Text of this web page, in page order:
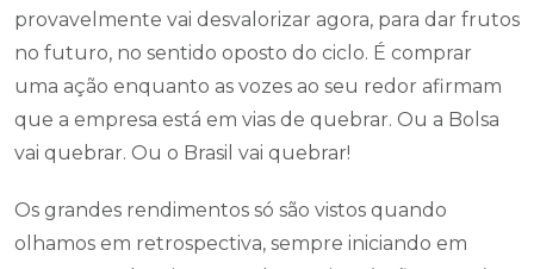
provavelmente vai desvalorizar agora, para dar frutos
no futuro, no sentido oposto do ciclo. É comprar
uma ação enquanto as vozes ao seu redor afirmam
que a empresa está em vias de quebrar. Ou a Bolsa
vai quebrar. Ou o Brasil vai quebrar!
Os grandes rendimentos só são vistos quando
olhamos em retrospectiva, sempre iniciando em